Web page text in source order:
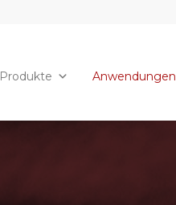
Produkte Anwendungen